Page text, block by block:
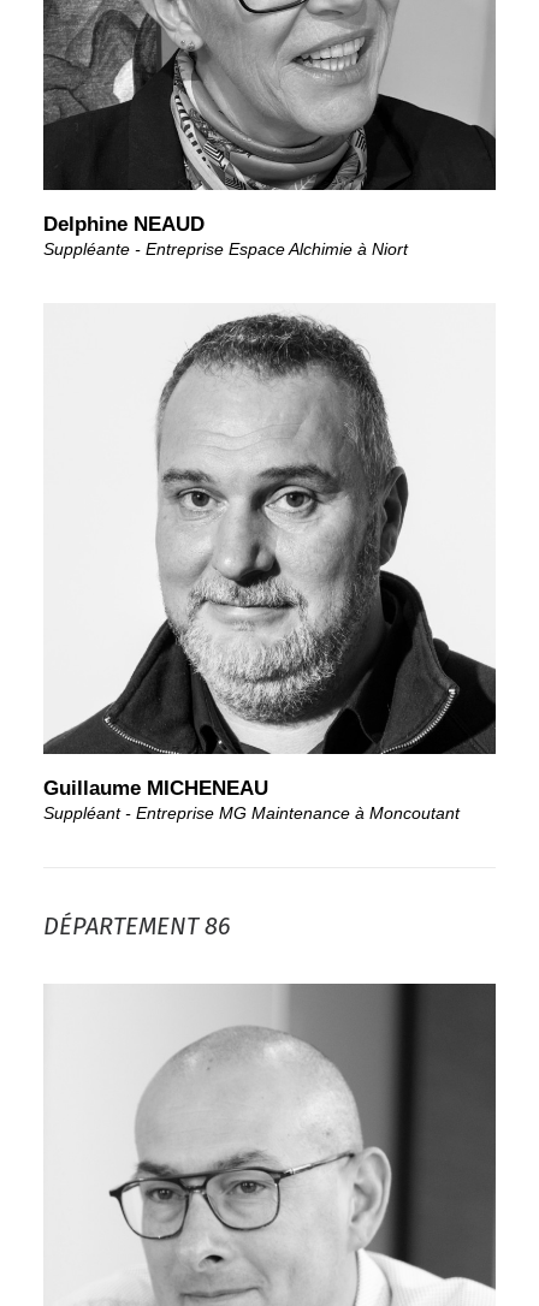
Delphine NEAUD
Suppléante - Entreprise Espace Alchimie à Niort
Guillaume MICHENEAU
Suppléant - Entreprise MG Maintenance à Moncoutant
DÉPARTEMENT 86